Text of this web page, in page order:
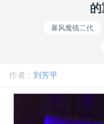
网
暴风魔镜二代
作者： 刘芳平